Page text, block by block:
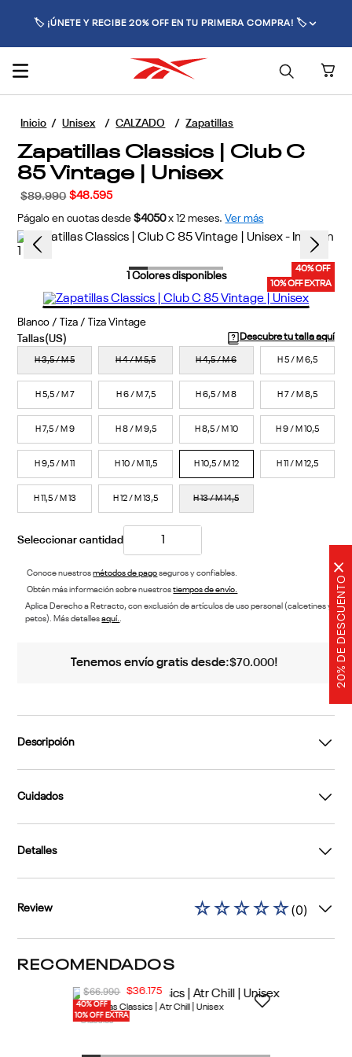
20% DE DESCUENTO
×
🚚 ENVÍO GRATIS POR COMPRAS SUPERIORES A $70.000 🚚
Unisex CALZADO Zapatillas
Zapatillas Classics | Club C
85 Vintage | Unisex
$89.990 $48.595
Págalo en cuotas desde $4050 x 12 meses. Ver más
40% OFF
10% OFF EXTRA
Colores disponibles
Blanco / Tiza / Tiza Vintage
Descubre tu talla aquí
H 3,5 / M 5 H 4 / M 5,5 H 4,5 / M 6 H 5 / M 6,5
H 5,5 / M 7 H 6 / M 7,5 H 6,5 / M 8 H 7 / M 8,5
H 7,5 / M 9 H 8 / M 9,5 H 8,5 / M 10 H 9 / M 10,5
H 9,5 / M 11 H 10 / M 11,5 H 10,5 / M 12 H 11 / M 12,5
H 11,5 / M 13 H 12 / M 13,5 H 13 / M 14,5
Conoce nuestrosmétodos de pagoseguros y confiables.
Obtén más información sobre nuestrostiempos de envío.
Aplica Derecho a Retracto, con exclusión de artículos de uso personal (calcetines y
petos). Más detallesaquí..
Tenemos envío gratis desde:$70.000!
Descripción
Cuidados
Detalles
Review ☆☆☆☆☆(0)
RECOMENDADOS
40% OFF
10% OFF EXTRA